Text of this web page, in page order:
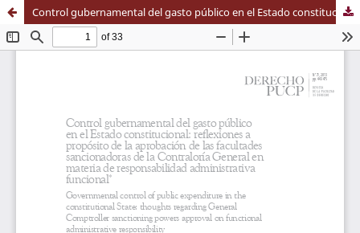
Control gubernamental del gasto público en el Estado constitucional: reflexiones a propósito de la aprobación de las facultades sancionadoras de la Contraloría General en materia de responsabilidad administrativa funcional